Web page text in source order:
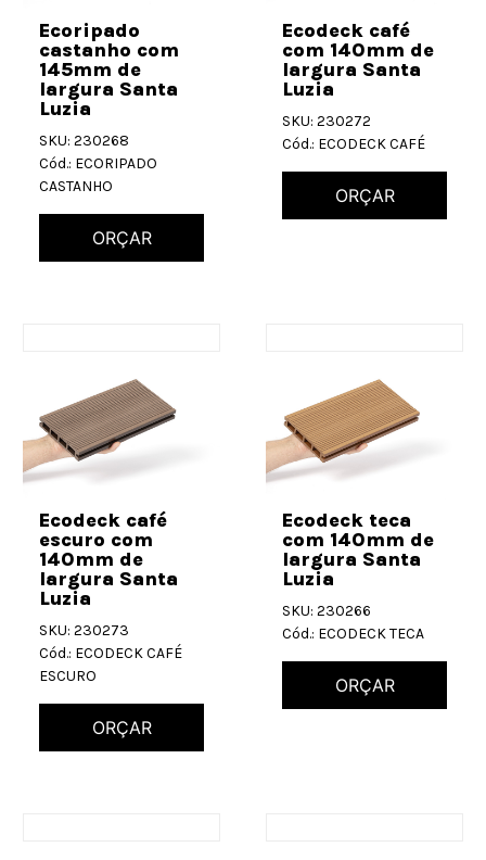
Ecoripado
castanho com
145mm de
largura Santa
Luzia
SKU: 230268
Cód.: ECORIPADO
CASTANHO
ORÇAR
Ecodeck café
com 140mm de
largura Santa
Luzia
SKU: 230272
Cód.: ECODECK CAFÉ
ORÇAR
Ecodeck café
escuro com
140mm de
largura Santa
Luzia
SKU: 230273
Cód.: ECODECK CAFÉ
ESCURO
ORÇAR
Ecodeck teca
com 140mm de
largura Santa
Luzia
SKU: 230266
Cód.: ECODECK TECA
ORÇAR